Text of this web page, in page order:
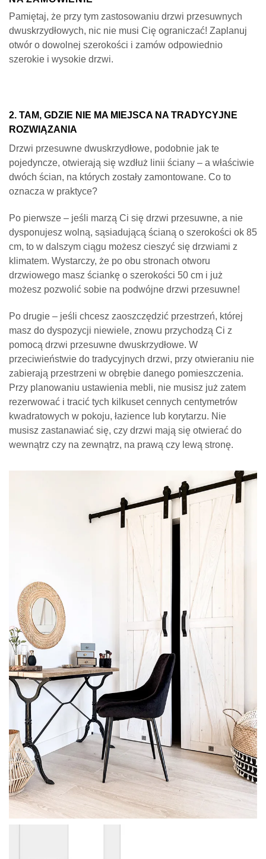
dwuskrzydłowych, nic nie musi Cię ograniczać! Zaplanuj
otwór o dowolnej szerokości i zamów odpowiednio
szerokie i wysokie drzwi.
ROZWIĄZANIA
pojedyncze, otwierają się wzdłuż linii ściany – a właściwie
dwóch ścian, na których zostały zamontowane. Co to
oznacza w praktyce?
dysponujesz wolną, sąsiadującą ścianą o szerokości ok 85
cm, to w dalszym ciągu możesz cieszyć się drzwiami z
klimatem. Wystarczy, że po obu stronach otworu
drzwiowego masz ściankę o szerokości 50 cm i już
możesz pozwolić sobie na podwójne drzwi przesuwne!
masz do dyspozycji niewiele, znowu przychodzą Ci z
pomocą drzwi przesuwne dwuskrzydłowe. W
przeciwieństwie do tradycyjnych drzwi, przy otwieraniu nie
zabierają przestrzeni w obrębie danego pomieszczenia.
Przy planowaniu ustawienia mebli, nie musisz już zatem
rezerwować i tracić tych kilkuset cennych centymetrów
kwadratowych w pokoju, łazience lub korytarzu. Nie
musisz zastanawiać się, czy drzwi mają się otwierać do
wewnątrz czy na zewnątrz, na prawą czy lewą stronę.